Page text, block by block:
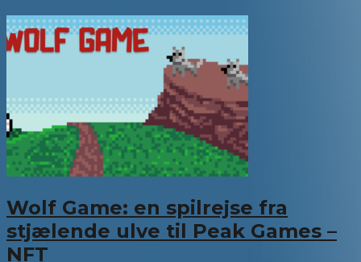
Wolf Game: en spilrejse fra
stjælende ulve til Peak Games –
NFT